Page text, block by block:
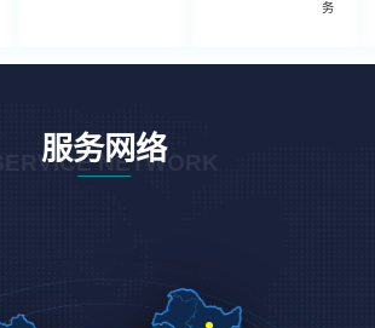
务
服务网络
SERVICE NETWORK